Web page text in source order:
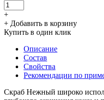
+
+ Добавить в корзину
Купить в один клик
Описание
Состав
Свойства
Рекомендации по
Скраб Нежный широко